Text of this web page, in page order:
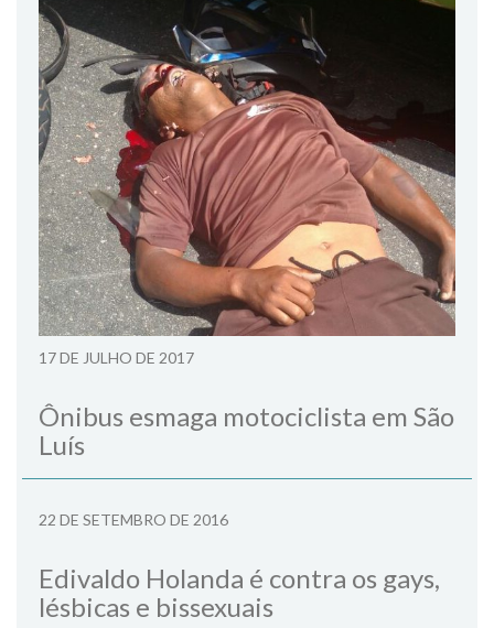
17 DE JULHO DE 2017
Ônibus esmaga motociclista em São
Luís
22 DE SETEMBRO DE 2016
Edivaldo Holanda é contra os gays,
lésbicas e bissexuais